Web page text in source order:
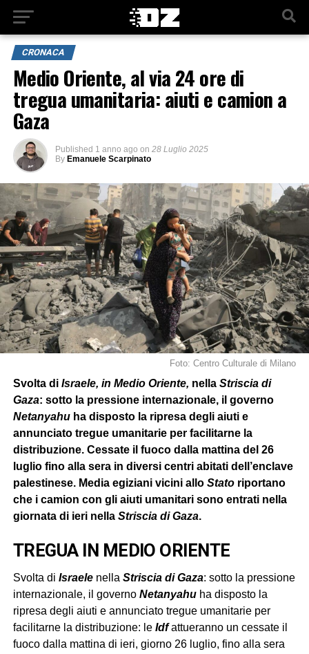
CRONACA
Medio Oriente, al via 24 ore di
tregua umanitaria: aiuti e camion a
Gaza
Published 1 anno ago on 28 Luglio 2025
By Emanuele Scarpinato
Foto: Centro Culturale di Milano
Svolta di Israele, in Medio Oriente, nella Striscia di
Gaza: sotto la pressione internazionale, il governo
Netanyahuha disposto la ripresa degli aiuti e
annunciato tregue umanitarie per facilitarne la
distribuzione. Cessate il fuoco dalla mattina del 26
luglio fino alla sera in diversi centri abitati dell’enclave
palestinese. Media egiziani vicini allo Statoriportano
che i camion con gli aiuti umanitari sono entrati nella
giornata di ieri nella Striscia di Gaza.
TREGUA IN MEDIO ORIENTE
Svolta di Israelenella Striscia di Gaza: sotto la pressione
internazionale, il governo Netanyahuha disposto la
ripresa degli aiuti e annunciato tregue umanitarie per
facilitarne la distribuzione: le Idfattueranno un cessate il
fuoco dalla mattina di ieri, giorno 26 luglio, fino alla sera